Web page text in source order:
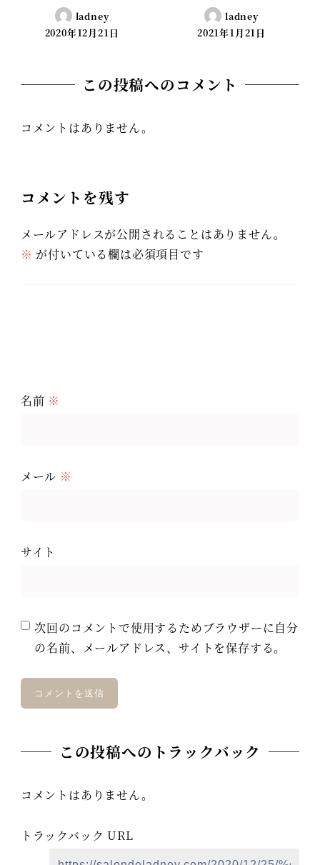
ladney
2020年12月21日
ladney
2021年1月21日
この投稿へのコメント
コメントはありません。
コメントを残す
メールアドレスが公開されることはありません。
※ が付いている欄は必須項目です
名前 ※
メール ※
サイト
次回のコメントで使用するためブラウザーに自分
の名前、メールアドレス、サイトを保存する。
この投稿へのトラックバック
コメントはありません。
トラックバック URL